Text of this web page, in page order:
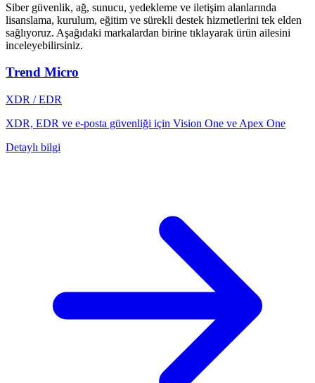
Siber güvenlik, ağ, sunucu, yedekleme ve iletişim alanlarında
lisanslama, kurulum, eğitim ve sürekli destek hizmetlerini tek elden
sağlıyoruz. Aşağıdaki markalardan birine tıklayarak ürün ailesini
inceleyebilirsiniz.
Trend Micro
XDR / EDR
XDR, EDR ve e-posta güvenliği için Vision One ve Apex One
Detaylı bilgi